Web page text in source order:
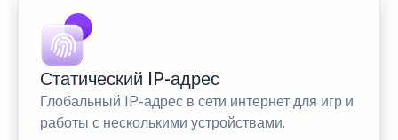
Статический IP-адрес
Глобальный IP-адрес в сети интернет для игр и
работы с несколькими устройствами.